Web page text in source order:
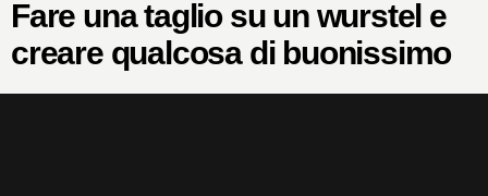
Fare una taglio su un wurstel e
creare qualcosa di buonissimo